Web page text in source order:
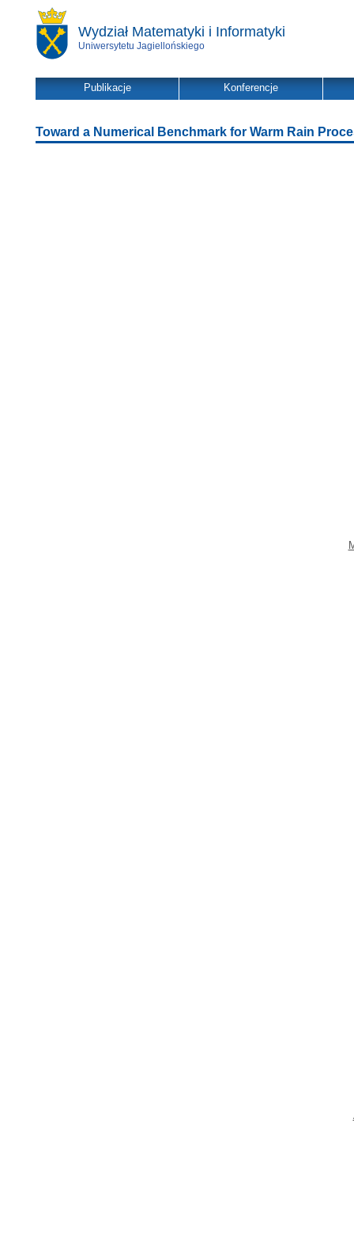
Wydział Matematyki i Informatyki
Uniwersytetu Jagiellońskiego
Publikacje Konferencje
Toward a Numerical Benchmark for Warm Rain